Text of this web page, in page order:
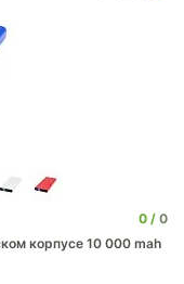
0
0
корпусе 10 000 mah